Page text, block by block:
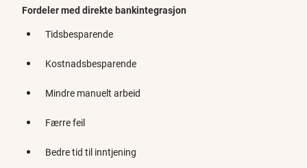
Fordeler med direkte bankintegrasjon
Tidsbesparende
Kostnadsbesparende
Mindre manuelt arbeid
Færre feil
Bedre tid til inntjening